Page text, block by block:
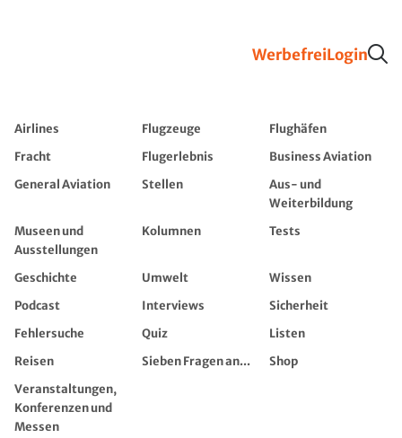
WerbefreiLogin
Airlines Flugzeuge
Flughäfen
Fracht
Flugerlebnis
Business Aviation
General Aviation
Stellen
Aus- und
Weiterbildung
Museen und
Ausstellungen
Kolumnen Tests
Geschichte Umwelt
Wissen
Podcast
Interviews
Sicherheit
Fehlersuche
Quiz
Listen
Reisen
Sieben Fragen an...
Shop
Veranstaltungen,
Konferenzen und
Messen